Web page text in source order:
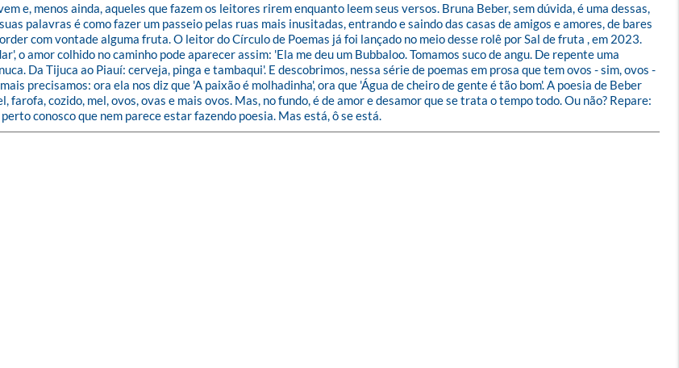
e, menos ainda, aqueles que fazem os leitores rirem enquanto leem seus versos. Bruna Beber, sem dúvida, é uma dessas,
palavras é como fazer um passeio pelas ruas mais inusitadas, entrando e saindo das casas de amigos e amores, de bares
com vontade alguma fruta. O leitor do Círculo de Poemas já foi lançado no meio desse rolê por Sal de fruta , em 2023.
o amor colhido no caminho pode aparecer assim: 'Ela me deu um Bubbaloo. Tomamos suco de angu. De repente uma
Da Tijuca ao Piauí: cerveja, pinga e tambaqui'. E descobrimos, nessa série de poemas em prosa que tem ovos - sim, ovos -
precisamos: ora ela nos diz que 'A paixão é molhadinha', ora que 'Água de cheiro de gente é tão bom'. A poesia de Beber
cozido, mel, ovos, ovas e mais ovos. Mas, no fundo, é de amor e desamor que se trata o tempo todo. Ou não? Repare:
conosco que nem parece estar fazendo poesia. Mas está, ô se está.